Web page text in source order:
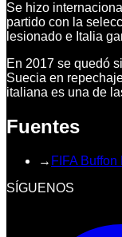
Se hizo
partido con la
lesionado e Italia
En 2017 se quedó
Suecia en
italiana es una de
Fuentes
→ FIFA Buffon
SÍGUENOS